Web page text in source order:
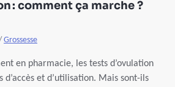
: comment ça marche ?
Grossesse
en pharmacie, les tests d’ovulation
d’accès et d’utilisation. Mais sont-ils